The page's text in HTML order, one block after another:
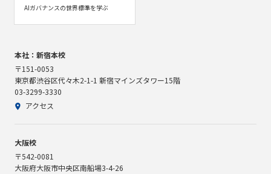
AIガバナンスの世界標準を学ぶ
本社：新宿本校
〒151-0053
東京都渋谷区代々木2-1-1 新宿マインズタワー15階
03-3299-3330
アクセス
大阪校
〒542-0081
大阪府大阪市中央区南船場3-4-26